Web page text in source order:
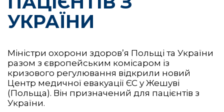
УКРАЇНИ
Міністри охорони здоров’я Польщі та України
разом з європейським комісаром із
кризового регулювання відкрили новий
Центр медичної евакуації ЄС у Жешуві
(Польща). Він призначений для пацієнтів з
України.